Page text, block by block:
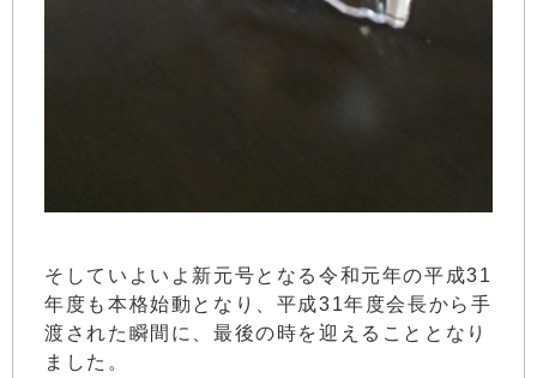
そしていよいよ新元号となる令和元年の平成31
年度も本格始動となり、平成31年度会長から手
渡された瞬間に、最後の時を迎えることとなり
ました。